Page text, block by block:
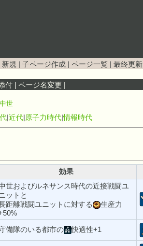
新規 子ページ作成 ページ一覧 最終更新
付 ページ名変更
中世
近代 原子力時代|情報時代
効果
世およびルネサンス時代の近接戦闘ユ
ットと
距離戦闘ユニットに対する
生産力
備隊のいる都市の 快適性+1